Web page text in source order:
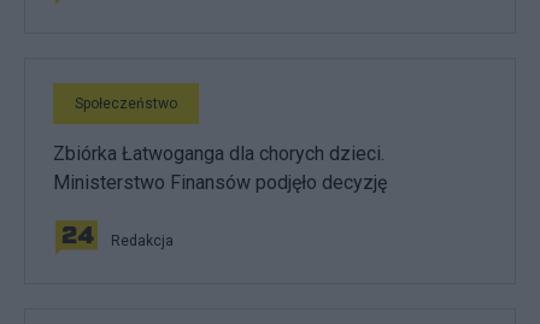
Społeczeństwo
Zbiórka Łatwoganga dla chorych dzieci.
Ministerstwo Finansów podjęło decyzję
Redakcja